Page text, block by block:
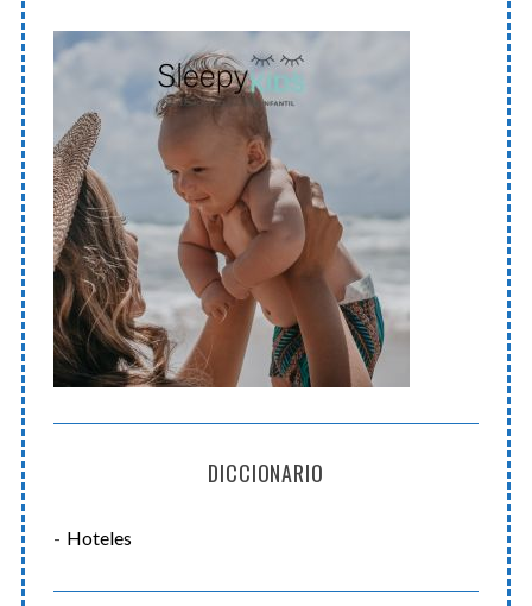
DICCIONARIO
Hoteles